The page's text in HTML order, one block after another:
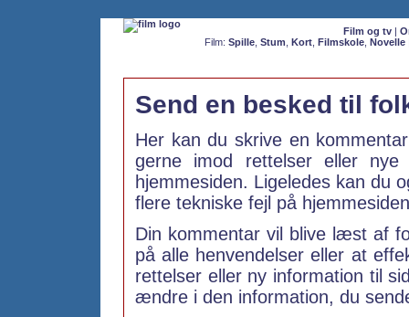
Film og tv|
Film: Spille, Stum Kort, Filmskole, Novelle
Send en besked til
Her kan du skrive en
gerne imod rettelser eller
hjemmesiden. Ligeledes kan du
flere tekniske fejl på
Din kommentar vil blive læst af
på alle henvendelser eller at
rettelser eller ny information til
ændre i den information, du